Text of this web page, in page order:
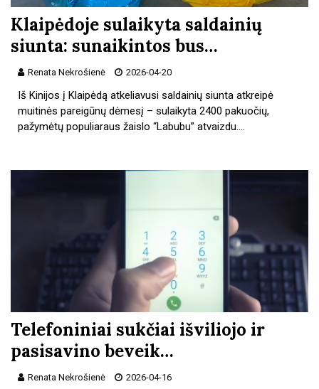
Klaipėdoje sulaikyta saldainių
siunta: sunaikintos bus…
Renata Nekrošienė 2026-04-20
Iš Kinijos į Klaipėdą atkeliavusi saldainių siunta atkreipė
muitinės pareigūnų dėmesį – sulaikyta 2400 pakuočių,
pažymėtų populiaraus žaislo “Labubu” atvaizdu.…
Telefoniniai sukčiai išviliojo ir
pasisavino beveik…
Renata Nekrošienė 2026-04-16